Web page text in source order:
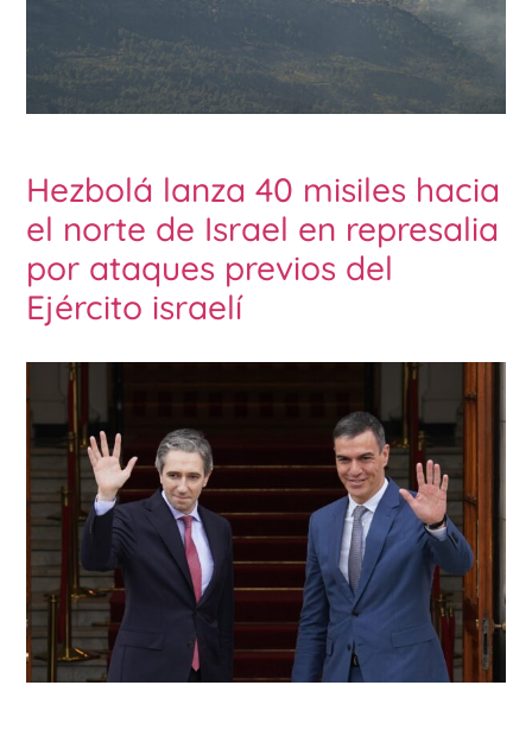
Hezbolá lanza 40 misiles hacia
el norte de Israel en represalia
por ataques previos del
Ejército israelí